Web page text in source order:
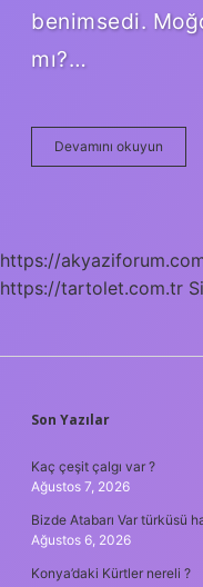
benimsedi.
mı?…
Devamını okuyun
Hangi
https://
https://tartolet.com.tr
SIDEBAR
Son Yazılar
Kaç çeşit çalgı var ?
Ağustos 7, 2026
Bizde Atabarı Var türküsü
Ağustos 6, 2026
Konya’daki Kürtler nereli ?